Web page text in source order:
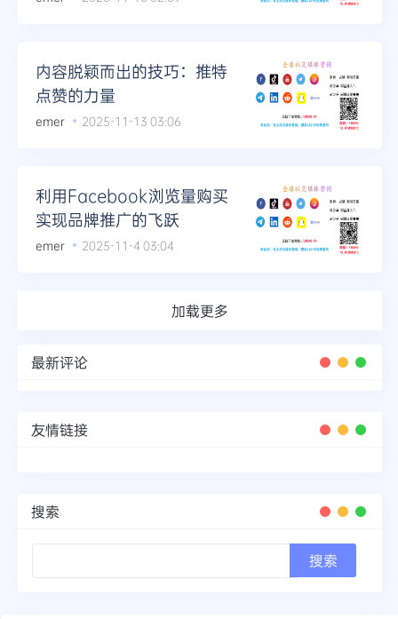
内容脱颖而出的技巧：推特
点赞的力量
emer 2025-11-13 03:06
利用Facebook浏览量购买
实现品牌推广的飞跃
emer 2025-11-4 03:04
加载更多
最新评论
友情链接
搜索